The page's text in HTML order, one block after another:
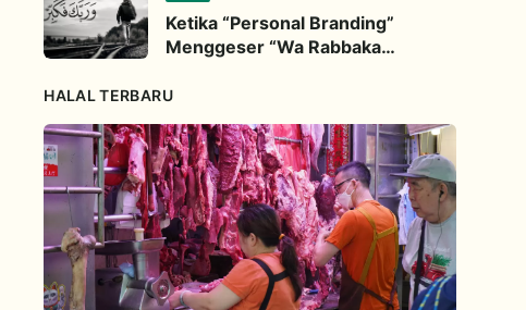
Ketika “Personal Branding”
Menggeser “Wa Rabbaka
HALAL TERBARU